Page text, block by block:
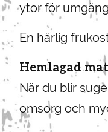
ytor för
En härlig
Hemlagad
När du blir
omsorg och